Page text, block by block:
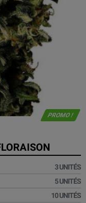
PROMO !
3 UNITÉS
5 UNITÉS
10 UNITÉS